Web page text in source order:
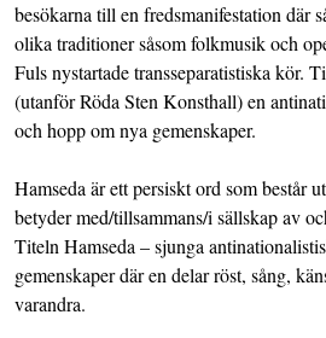
besökarna till en fredsmanifestation där
olika traditioner såsom folkmusik och
Fuls nystartade transseparatistiska kör.
(utanför Röda Sten Konsthall) en
och hopp om nya gemenskaper.
Hamseda är ett persiskt ord som består
betyder med/tillsammans/i sällskap av
Titeln Hamseda – sjunga
gemenskaper där en delar röst, sång,
varandra.